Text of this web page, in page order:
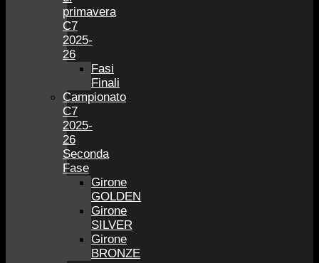
primavera
C7
2025-
26
Fasi
Finali
Campionato
C7
2025-
26
Seconda
Fase
Girone
GOLDEN
Girone
SILVER
Girone
BRONZE